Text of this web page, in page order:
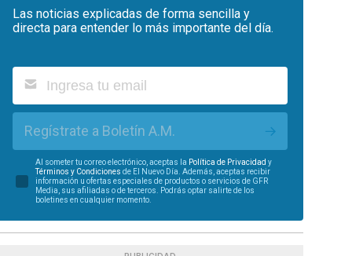
Las noticias explicadas de forma sencilla y
directa para entender lo más importante del día.
Regístrate a Boletín A.M.
Al someter tu correo electrónico, aceptas la Política de Privacidad y
Términos y Condiciones de El Nuevo Día. Además, aceptas recibir
información u ofertas especiales de productos o servicios de GFR
Media, sus afiliadas o de terceros. Podrás optar salirte de los
boletines en cualquier momento.